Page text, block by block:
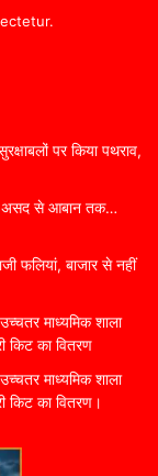
पर किया पथराव,
असद से आबान तक…
फलियां, बाजार से नहीं
माध्यमिक शाला
किट का वितरण
माध्यमिक शाला
किट का वितरण।